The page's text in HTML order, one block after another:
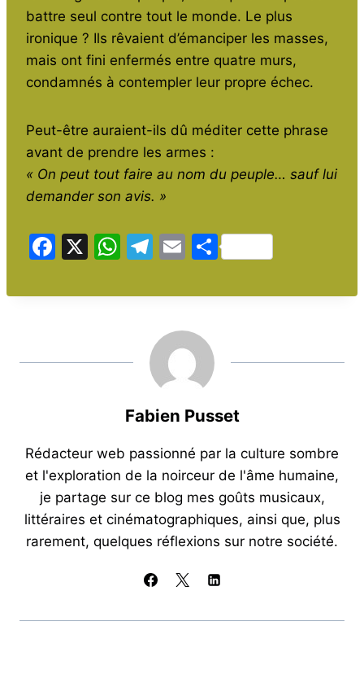
battre seul contre tout le monde. Le plus
ironique ? Ils rêvaient d’émanciper les masses,
mais ont fini enfermés entre quatre murs,
condamnés à contempler leur propre échec.
Peut-être auraient-ils dû méditer cette phrase
avant de prendre les armes :
« On peut tout faire au nom du peuple… sauf lui
demander son avis. »
F
c
X
W
at
p
T
e
gr
a
m
E
ai
l
P
ta
Fabien Pusset
Rédacteur web passionné par la culture sombre
et l'exploration de la noirceur de l'âme humaine,
je partage sur ce blog mes goûts musicaux,
littéraires et cinématographiques, ainsi que, plus
rarement, quelques réflexions sur notre société.